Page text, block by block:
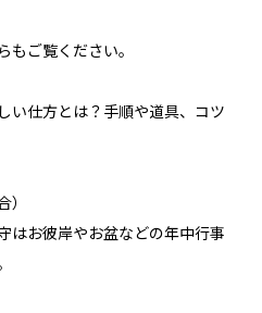
もご覧ください。
い仕方とは？手順や道具、コツ
）
はお彼岸やお盆などの年中行事